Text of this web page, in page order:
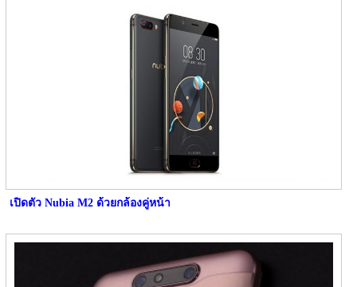
เปิดตัว Nubia M2 ด้วยกล้องคู่หน้า